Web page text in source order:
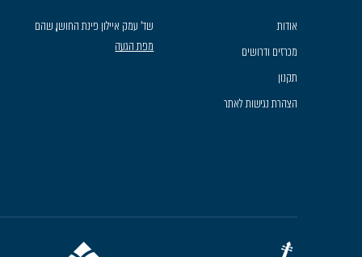
אודות
מכרזים ודרושים
תקנון
הצהרת נגישות לאתר
שד׳ עמק איילון פינת החושן, שהם
מפת הגעה